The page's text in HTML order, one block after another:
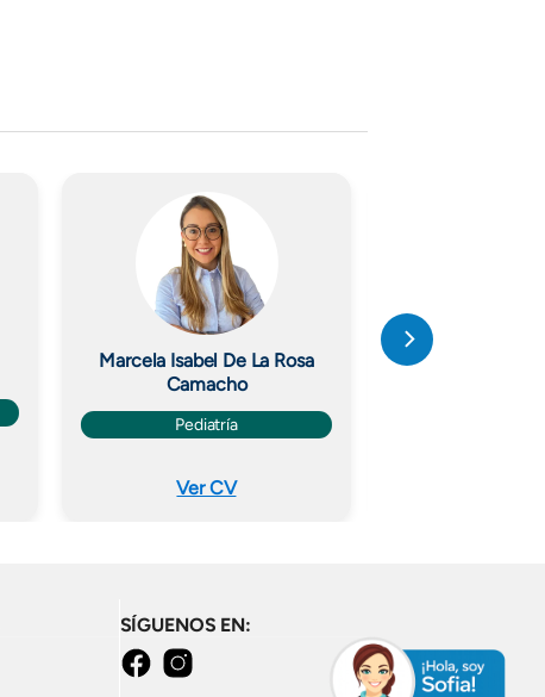
Imagen
Marcela Isabel De La Rosa
Camacho
Pediatría
Ver CV
Carlos Andrés
SÍGUENOS EN:
facebookinstagram